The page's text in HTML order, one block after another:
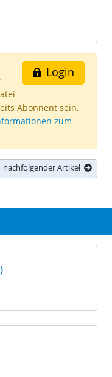
Login
Abonnent sein,
zum
nachfolgender Artikel